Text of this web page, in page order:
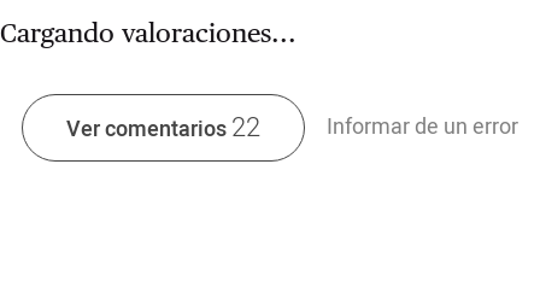
Cargando valoraciones...
Ver comentarios22 Informar de un error